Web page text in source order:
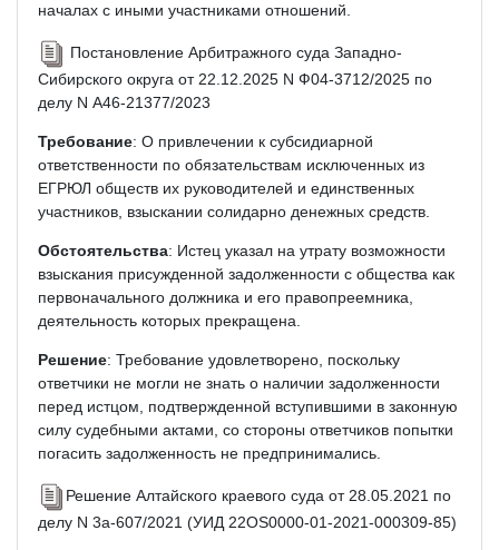
началах с иными участниками отношений.
Постановление Арбитражного суда Западно-
Сибирского округа от 22.12.2025 N Ф04-3712/2025 по
делу N А46-21377/2023
Требование: О привлечении к субсидиарной
ответственности по обязательствам исключенных из
ЕГРЮЛ обществ их руководителей и единственных
участников, взыскании солидарно денежных средств.
Обстоятельства: Истец указал на утрату возможности
взыскания присужденной задолженности с общества как
первоначального должника и его правопреемника,
деятельность которых прекращена.
Решение: Требование удовлетворено, поскольку
ответчики не могли не знать о наличии задолженности
перед истцом, подтвержденной вступившими в законную
силу судебными актами, со стороны ответчиков попытки
погасить задолженность не предпринимались.
Решение Алтайского краевого суда от 28.05.2021 по
делу N 3а-607/2021 (УИД 22OS0000-01-2021-000309-85)